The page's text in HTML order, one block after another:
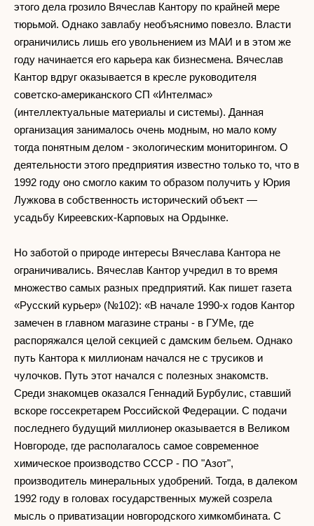
этого дела грозило Вячеслав Кантору по крайней мере
тюрьмой. Однако завлабу необъяснимо повезло. Власти
ограничились лишь его увольнением из МАИ и в этом же
году начинается его карьера как бизнесмена. Вячеслав
Кантор вдруг оказывается в кресле руководителя
советско-американского СП «Интелмас»
(интеллектуальные материалы и системы). Данная
организация занималось очень модным, но мало кому
тогда понятным делом - экологическим мониторингом. О
деятельности этого предприятия известно только то, что в
1992 году оно смогло каким то образом получить у Юрия
Лужкова в собственность исторический объект —
усадьбу Киреевских-Карповых на Ордынке.
Но заботой о природе интересы Вячеслава Кантора не
ограничивались. Вячеслав Кантор учредил в то время
множество самых разных предприятий. Как пишет газета
«Русский курьер» (№102): «В начале 1990-х годов Кантор
замечен в главном магазине страны - в ГУМе, где
распоряжался целой секцией с дамским бельем. Однако
путь Кантора к миллионам начался не с трусиков и
чулочков. Путь этот начался с полезных знакомств.
Среди знакомцев оказался Геннадий Бурбулис, ставший
вскоре госсекретарем Российской Федерации. С подачи
последнего будущий миллионер оказывается в Великом
Новгороде, где располагалось самое современное
химическое производство СССР - ПО "Азот",
производитель минеральных удобрений. Тогда, в далеком
1992 году в головах государственных мужей созрела
мысль о приватизации новгородского химкомбината. С